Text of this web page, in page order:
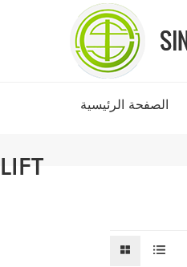
الصفحة الرئيسية
LIFT